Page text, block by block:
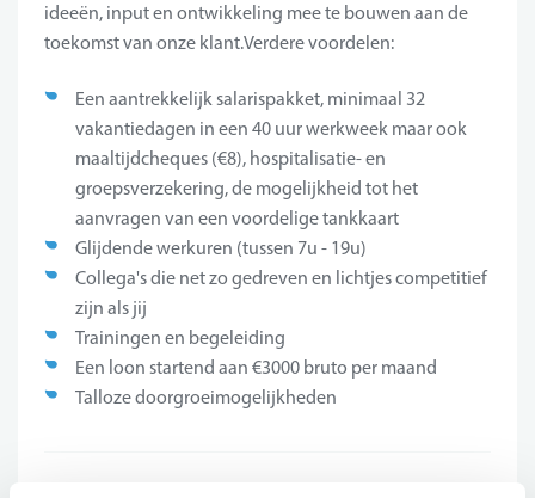
ideeën, input en ontwikkeling mee te bouwen aan de
toekomst van onze klant.Verdere voordelen:
Een aantrekkelijk salarispakket, minimaal 32
vakantiedagen in een 40 uur werkweek maar ook
maaltijdcheques (€8), hospitalisatie- en
groepsverzekering, de mogelijkheid tot het
aanvragen van een voordelige tankkaart
Glijdende werkuren (tussen 7u - 19u)
Collega's die net zo gedreven en lichtjes competitief
zijn als jij
Trainingen en begeleiding
Een loon startend aan €3000 bruto per maand
Talloze doorgroeimogelijkheden